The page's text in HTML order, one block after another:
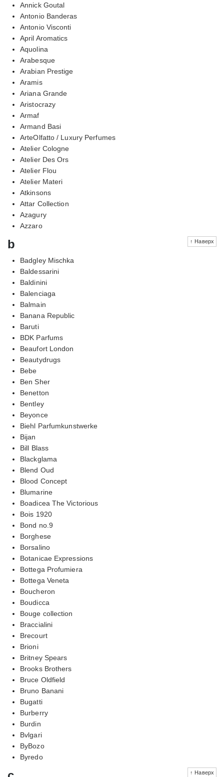
Annick Goutal
Antonio Banderas
Antonio Visconti
April Aromatics
Aquolina
Arabesque
Arabian Prestige
Aramis
Ariana Grande
Aristocrazy
Armaf
Armand Basi
ArteOlfatto / Luxury Perfumes
Atelier Cologne
Atelier Des Ors
Atelier Flou
Atelier Materi
Atkinsons
Attar Collection
Azagury
Azzaro
↑ Наверх
b
Badgley Mischka
Baldessarini
Baldinini
Balenciaga
Balmain
Banana Republic
Baruti
BDK Parfums
Beaufort London
Beautydrugs
Bebe
Ben Sher
Benetton
Bentley
Beyonce
Biehl Parfumkunstwerke
Bijan
Bill Blass
Blackglama
Blend Oud
Blood Concept
Blumarine
Boadicea The Victorious
Bois 1920
Bond no.9
Borghese
Borsalino
Botanicae Expressions
Bottega Profumiera
Bottega Veneta
Boucheron
Boudicca
Bouge collection
Braccialini
Brecourt
Brioni
Britney Spears
Brooks Brothers
Bruce Oldfield
Bruno Banani
Bugatti
Burberry
Burdin
Bvlgari
ByBozo
Byredo
↑ Наверх